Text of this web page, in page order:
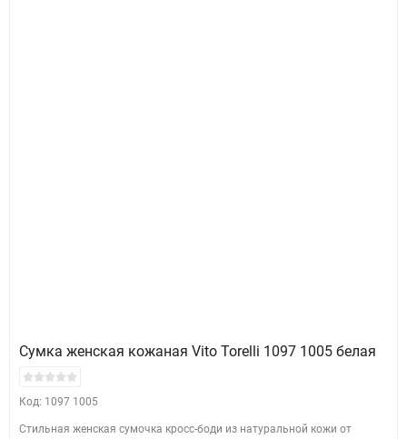
Сумка женская кожаная Vito Torelli 1097 1005 белая
Код: 1097 1005
Стильная женская сумочка кросс-боди из натуральной кожи от